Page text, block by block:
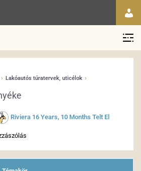
› Lakóautós túratervek, uticélok ›
Riviera 16 Years, 10 Months Telt El